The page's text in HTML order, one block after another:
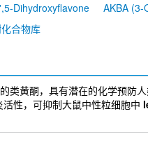
Dihydroxyflavone
AKBA (3-
合物库
类黄酮，具有潜在的化学预防
性，可抑制大鼠中性粒细胞中